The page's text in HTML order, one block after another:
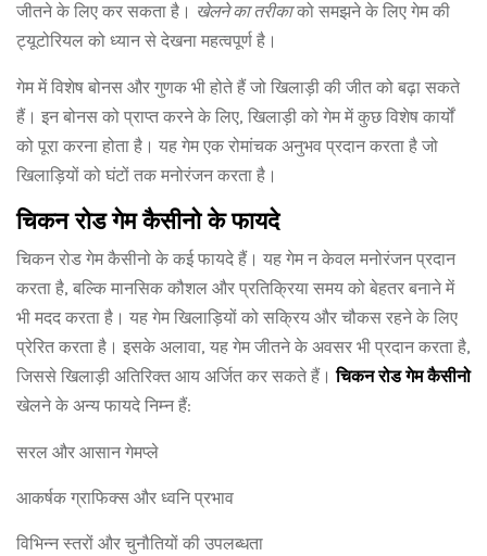
जीतने के लिए कर सकता है। खेलने का तरीकाको समझने के लिए गेम की
ट्यूटोरियल को ध्यान से देखना महत्वपूर्ण है।
गेम में विशेष बोनस और गुणक भी होते हैं जो खिलाड़ी की जीत को बढ़ा सकते
हैं। इन बोनस को प्राप्त करने के लिए, खिलाड़ी को गेम में कुछ विशेष कार्यों
को पूरा करना होता है। यह गेम एक रोमांचक अनुभव प्रदान करता है जो
खिलाड़ियों को घंटों तक मनोरंजन करता है।
चिकन रोड गेम कैसीनो के फायदे
चिकन रोड गेम कैसीनो के कई फायदे हैं। यह गेम न केवल मनोरंजन प्रदान
करता है, बल्कि मानसिक कौशल और प्रतिक्रिया समय को बेहतर बनाने में
भी मदद करता है। यह गेम खिलाड़ियों को सक्रिय और चौकस रहने के लिए
प्रेरित करता है। इसके अलावा, यह गेम जीतने के अवसर भी प्रदान करता है,
जिससे खिलाड़ी अतिरिक्त आय अर्जित कर सकते हैं।चिकन रोड गेम कैसीनो
खेलने के अन्य फायदे निम्न हैं:
सरल और आसान गेमप्ले
आकर्षक ग्राफिक्स और ध्वनि प्रभाव
विभिन्न स्तरों और चुनौतियों की उपलब्धता